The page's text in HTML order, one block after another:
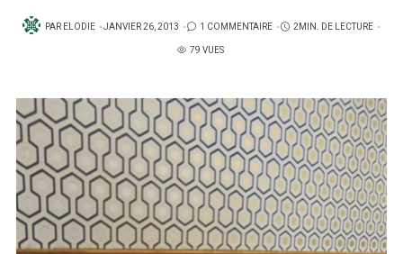
PAR ELODIE
PUBLIÉ
JANVIER 26, 2013 1 COMMENTAIRE
2MIN. DE LECTURE
79 VUES